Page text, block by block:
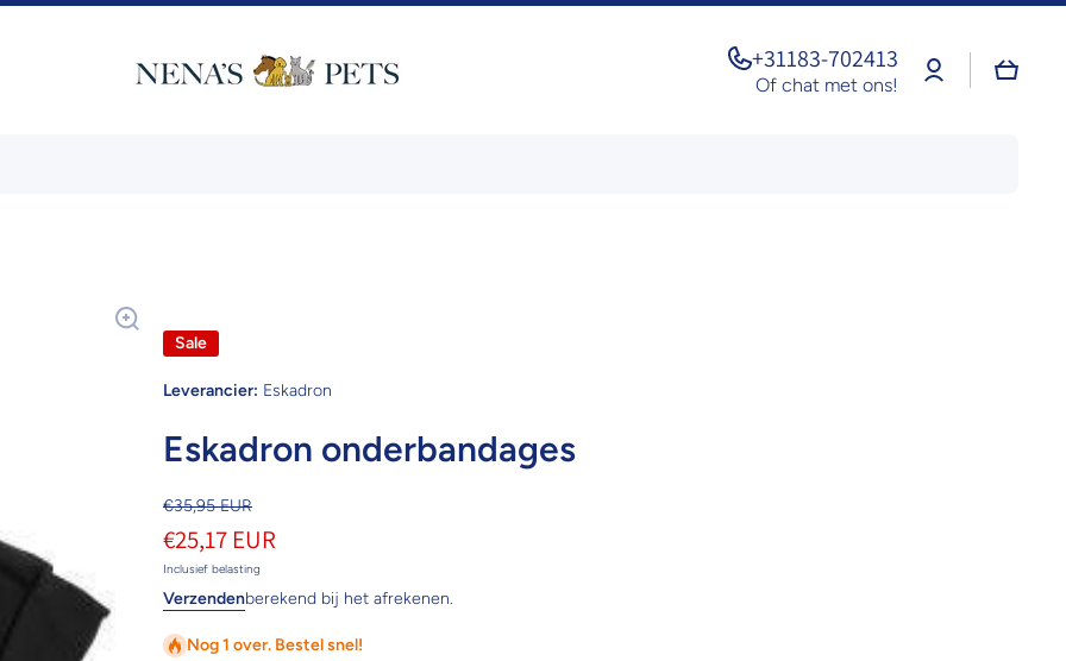
+31183-702413
Of chat met ons!
Log
in
Sale
Leverancier: Eskadron
Eskadron onderbandages
€35,95 EUR
€25,17 EUR
Inclusief belasting
Verzendenberekend bij het afrekenen.
Nog 1 over. Bestel snel!